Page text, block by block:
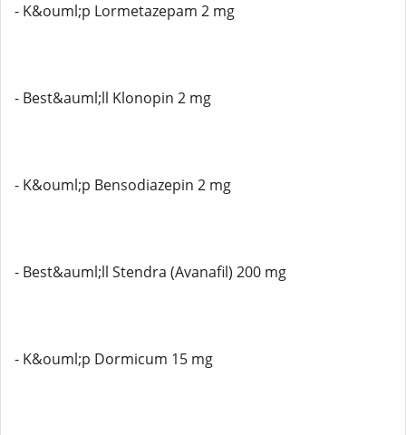
- K&ouml;p Lormetazepam 2 mg
- Best&auml;ll Klonopin 2 mg
- K&ouml;p Bensodiazepin 2 mg
- Best&auml;ll Stendra (Avanafil) 200 mg
- K&ouml;p Dormicum 15 mg